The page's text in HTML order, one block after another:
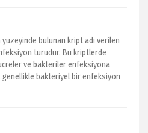
bulunan kript adı verilen
türüdür. Bu kriptlerde
ve bakteriler enfeksiyona
bakteriyel bir enfeksiyon